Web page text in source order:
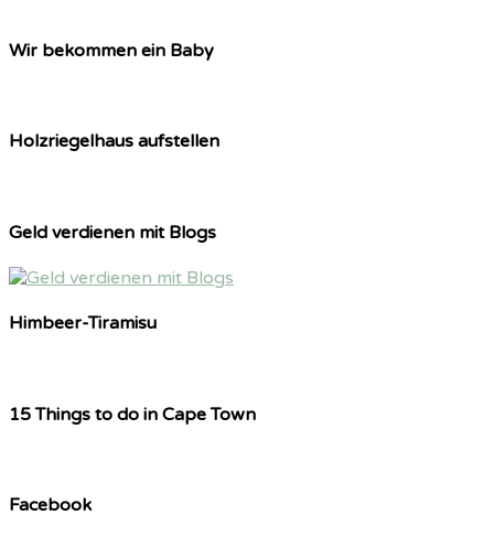
Wir bekommen ein Baby
Holzriegelhaus aufstellen
Geld verdienen mit Blogs
Himbeer-Tiramisu
15 Things to do in Cape Town
Facebook